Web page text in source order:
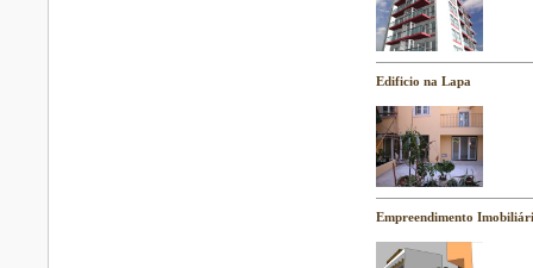
Edificio na Lapa
Empreendimento